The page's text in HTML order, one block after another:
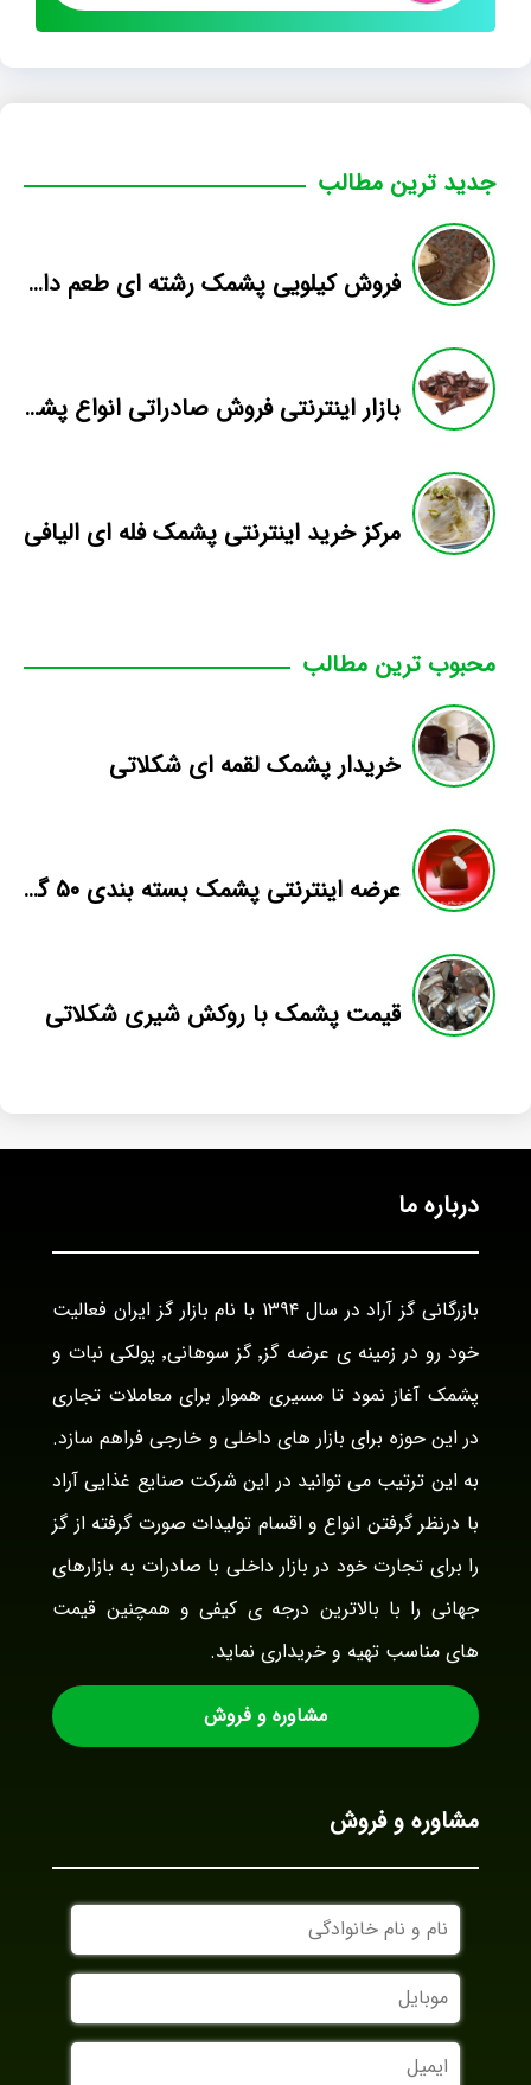
جدید ترین مطالب
فروش کیلویی پشمک رشته ای طعم دار میوه
بازار اینترنتی فروش صادراتی انواع پشمک الیافی/شکلاتی
مرکز خرید اینترنتی پشمک فله ای الیافی
محبوب ترین مطالب
خریدار پشمک لقمه ای شکلاتی
عرضه اینترنتی پشمک بسته بندی ۵۰ گرمی
قیمت پشمک با روکش شیری شکلاتی
درباره ما
بازرگانی گز آراد در سال ۱۳۹۴ با نام بازار گز ایران فعالیت
خود رو در زمینه ی عرضه گز٬ گز سوهانی٬ پولکی نبات و
پشمک آغاز نمود تا مسیری هموار برای معاملات تجاری
در این حوزه برای بازار های داخلی و خارجی فراهم سازد.
به این ترتیب می توانید در این شرکت صنایع غذایی آراد
با درنظر گرفتن انواع و اقسام تولیدات صورت گرفته از گز
را برای تجارت خود در بازار داخلی با صادرات به بازارهای
جهانی را با بالاترین درجه ی کیفی و همچنین قیمت
های مناسب تهیه و خریداری نماید.
مشاوره و فروش
مشاوره و فروش
نام
و
نام
خانوادگی
موبایل
ایمیل